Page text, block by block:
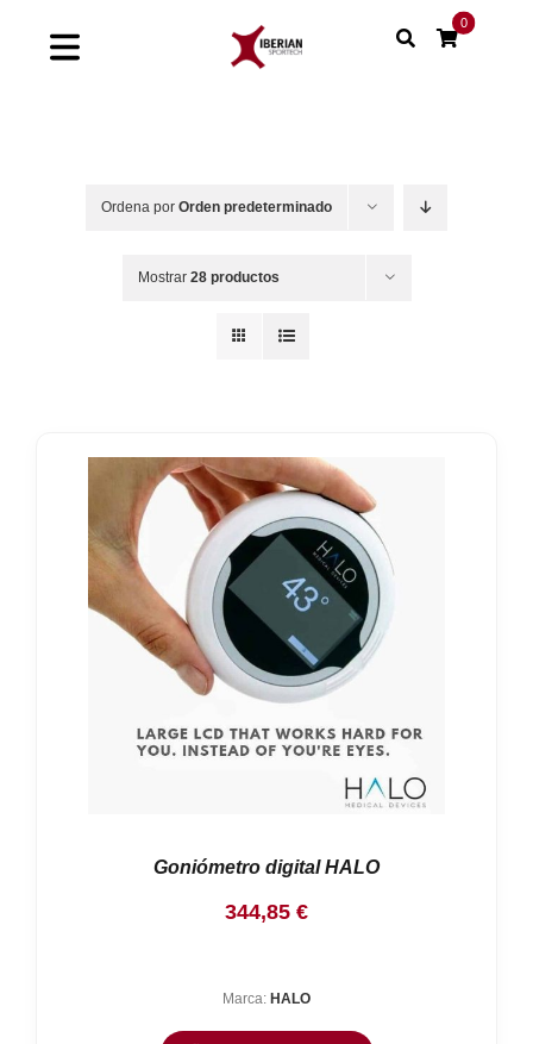
Toggle
Nosotros
Contacto
0
Ordena por Orden predeterminado
Mostrar 28 productos
Goniómetro digital HALO
344,85 €
Marca: HALO